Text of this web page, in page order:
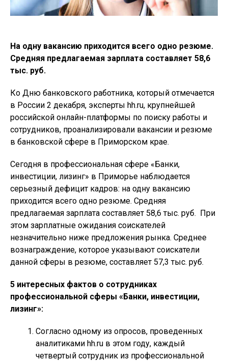
На одну вакансию приходится всего одно резюме.
Средняя предлагаемая зарплата составляет 58,6
тыс. руб.
Ко Дню банковского работника, который отмечается
в России 2 декабря, эксперты hh.ru, крупнейшей
российской онлайн-платформы по поиску работы и
сотрудников, проанализировали вакансии и резюме
в банковской сфере в Приморском крае.
Сегодня в профессиональная сфере «Банки,
инвестиции, лизинг» в Приморье наблюдается
серьезный дефицит кадров: на одну вакансию
приходится всего одно резюме. Средняя
предлагаемая зарплата составляет 58,6 тыс. руб. При
этом зарплатные ожидания соискателей
незначительно ниже предложения рынка. Среднее
вознаграждение, которое указывают соискатели
данной сферы в резюме, составляет 57,3 тыс. руб.
5 интересных фактов о сотрудниках
профессиональной сферы «Банки, инвестиции,
лизинг»:
Согласно одному из опросов, проведенных
аналитиками hh.ru в этом году, каждый
четвертый сотрудник из профессиональной